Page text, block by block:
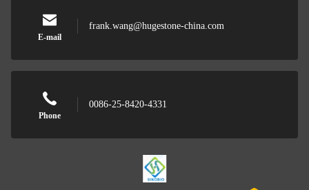
E-mail
frank.wang@hugestone-china.com
Phone
0086-25-8420-4331